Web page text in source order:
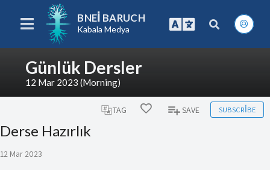
BNEI BARUCH
Kabala Medya
Günlük Dersler
12 Mar 2023 (Morning)
TAG SAVE SUBSCRIBE
Derse Hazırlık
12 Mar 2023